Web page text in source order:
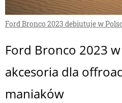
Ford Bronco 2023 debiutuje w
Ford Bronco 2023 w
akcesoria dla
maniaków